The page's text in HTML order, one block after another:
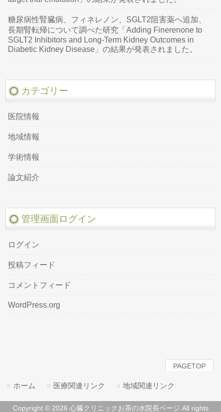
糖尿病性腎臓病、フィネレノン、SGLT2阻害薬へ追加、
長期腎転帰について調べた研究「Adding Finerenone to
SGLT2 Inhibitors and Long-Term Kidney Outcomes in
Diabetic Kidney Disease」の結果が発表されました。
カテゴリー
医院情報
地域情報
学術情報
論文紹介
管理画面ログイン
ログイン
投稿フィード
コメントフィード
WordPress.org
PAGETOP
ホーム 医療関連リンク 地域関連リンク
Copyright © 2026 心臓クリニックお茶の水院長ページ All rights